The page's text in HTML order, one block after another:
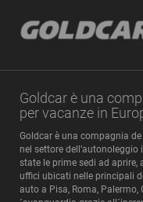
Goldcar è una
per vacanze in
Goldcar è una compagnia
nel settore
state le prime sedi ad
uffici ubicati nelle principali
auto a Pisa, Roma, Palermo,